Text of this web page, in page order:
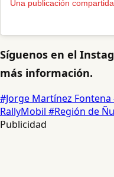
Síguenos en el
más información.
#Jorge Martínez Fontena
RallyMobil #Región de
Publicidad